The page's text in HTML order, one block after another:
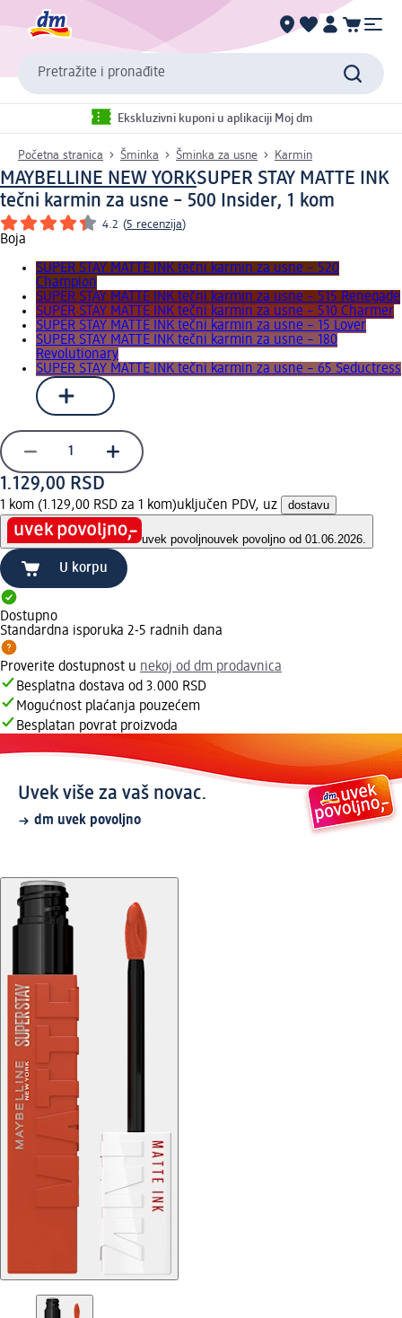
Pretražite i pronađite
Ekskluzivni kuponi u aplikaciji Moj dm
Početna stranica Šminka Šminka za usne Karmin
MAYBELLINE NEW YORKSUPER STAY MATTE INK
tečni karmin za usne – 500 Insider, 1 kom
4.2 (5 recenzija)
Boja
SUPER STAY MATTE INK tečni karmin za usne – 520
Champion
SUPER STAY MATTE INK tečni karmin za usne – 515 Renegade
SUPER STAY MATTE INK tečni karmin za usne – 510 Charmer
SUPER STAY MATTE INK tečni karmin za usne – 15 Lover
SUPER STAY MATTE INK tečni karmin za usne – 180
Revolutionary
SUPER STAY MATTE INK tečni karmin za usne – 65 Seductress
1.129,00 RSD
1 kom (1.129,00 RSD za 1 kom)uključen PDV, uz dostavu
uvek povoljnouvek povoljno od 01.06.2026.
U korpu
Dostupno
Standardna isporuka 2-5 radnih dana
Proverite dostupnost u nekoj od dm prodavnica
Besplatna dostava od 3.000 RSD
Mogućnost plaćanja pouzećem
Besplatan povrat proizvoda
Uvek više za vaš novac.
dm uvek povoljno